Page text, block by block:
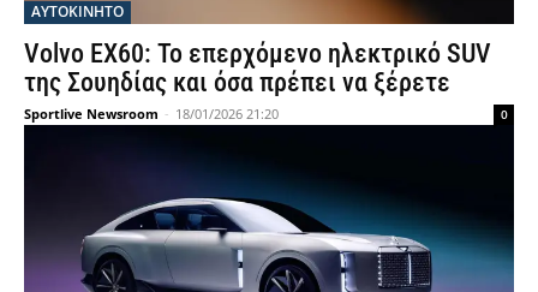
ΑΥΤΟΚΙΝΗΤΟ
Volvo EX60: Το επερχόμενο ηλεκτρικό SUV
της Σουηδίας και όσα πρέπει να ξέρετε
Sportlive Newsroom - 18/01/2026 21:20 0